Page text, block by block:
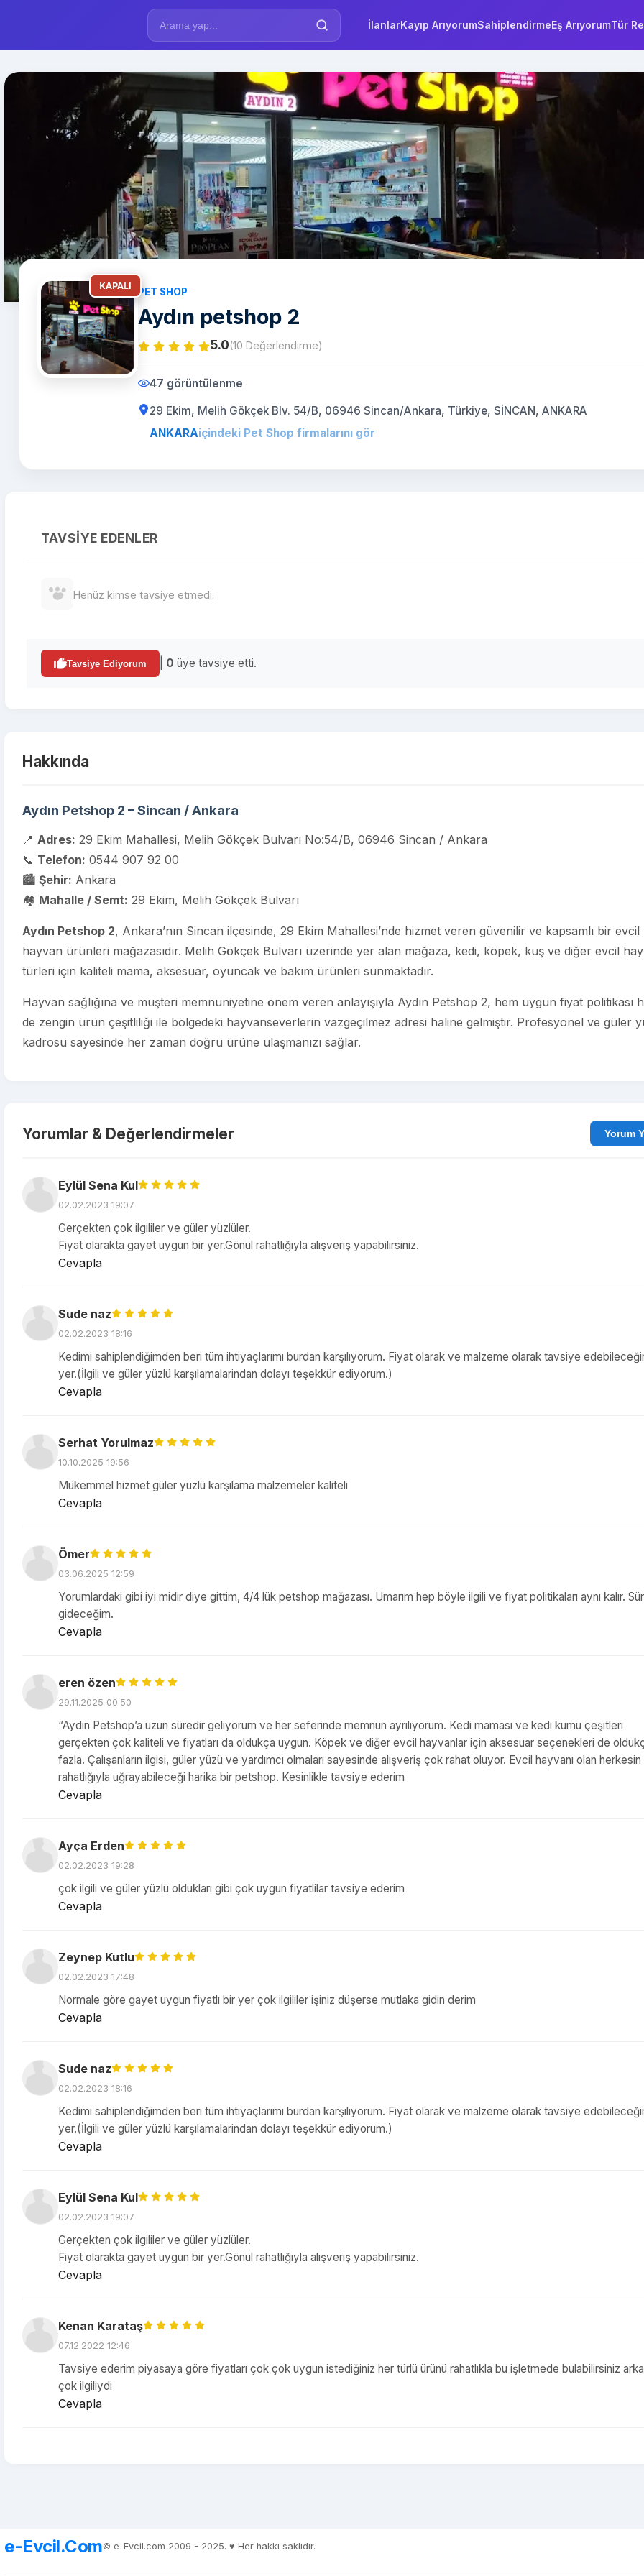
İlanlarKayıp ArıyorumSahiplendirmeEş ArıyorumTür
KAPALI
PET SHOP
Aydın petshop 2
5.0(10 Değerlendirme)
47 görüntülenme
29 Ekim, Melih Gökçek Blv. 54/B, 06946 Sincan/Ankara, Türkiye, SİNCAN, ANKARA
ANKARAiçindeki Pet Shop firmalarını gör
TAVSIYE EDENLER
Henüz kimse tavsiye etmedi.
Tavsiye Ediyorum 0 üye tavsiye etti.
Hakkında
Aydın Petshop 2 – Sincan / Ankara
📍 Adres: 29 Ekim Mahallesi, Melih Gökçek Bulvarı No:54/B, 06946 Sincan / Ankara
📞 Telefon: 0544 907 92 00
🏙️ Şehir: Ankara
🏘️ Mahalle / Semt: 29 Ekim, Melih Gökçek Bulvarı
Aydın Petshop 2, Ankara’nın Sincan ilçesinde, 29 Ekim Mahallesi’nde hizmet veren güvenilir ve kapsamlı bir evcil
hayvan ürünleri mağazasıdır. Melih Gökçek Bulvarı üzerinde yer alan mağaza, kedi, köpek, kuş ve diğer evcil
türleri için kaliteli mama, aksesuar, oyuncak ve bakım ürünleri sunmaktadır.
Hayvan sağlığına ve müşteri memnuniyetine önem veren anlayışıyla Aydın Petshop 2, hem uygun fiyat politikası
de zengin ürün çeşitliliği ile bölgedeki hayvanseverlerin vazgeçilmez adresi haline gelmiştir. Profesyonel ve güler
kadrosu sayesinde her zaman doğru ürüne ulaşmanızı sağlar.
Yorumlar & Değerlendirmeler
Eylül Sena Kul
02.02.2023 19:07
Gerçekten çok ilgililer ve güler yüzlüler.
Fiyat olarakta gayet uygun bir yer.Gönül rahatlığıyla alışveriş yapabilirsiniz.
Cevapla
Sude naz
02.02.2023 18:16
Kedimi sahiplendiğimden beri tüm ihtiyaçlarımı burdan karşılıyorum. Fiyat olarak ve malzeme olarak tavsiye
yer.(İlgili ve güler yüzlü karşılamalarindan dolayı teşekkür ediyorum.)
Cevapla
Serhat Yorulmaz
10.10.2025 19:56
Mükemmel hizmet güler yüzlü karşılama malzemeler kaliteli
Cevapla
Ömer
03.06.2025 12:59
Yorumlardaki gibi iyi midir diye gittim, 4/4 lük petshop mağazası. Umarım hep böyle ilgili ve fiyat politikaları aynı kalır.
gideceğim.
Cevapla
eren özen
29.11.2025 00:50
“Aydın Petshop’a uzun süredir geliyorum ve her seferinde memnun ayrılıyorum. Kedi maması ve kedi kumu çeşitleri
gerçekten çok kaliteli ve fiyatları da oldukça uygun. Köpek ve diğer evcil hayvanlar için aksesuar seçenekleri de
fazla. Çalışanların ilgisi, güler yüzü ve yardımcı olmaları sayesinde alışveriş çok rahat oluyor. Evcil hayvanı olan
rahatlığıyla uğrayabileceği harika bir petshop. Kesinlikle tavsiye ederim
Cevapla
Ayça Erden
02.02.2023 19:28
çok ilgili ve güler yüzlü oldukları gibi çok uygun fiyatlilar tavsiye ederim
Cevapla
Zeynep Kutlu
02.02.2023 17:48
Normale göre gayet uygun fiyatlı bir yer çok ilgililer işiniz düşerse mutlaka gidin derim
Cevapla
Sude naz
02.02.2023 18:16
Kedimi sahiplendiğimden beri tüm ihtiyaçlarımı burdan karşılıyorum. Fiyat olarak ve malzeme olarak tavsiye
yer.(İlgili ve güler yüzlü karşılamalarindan dolayı teşekkür ediyorum.)
Cevapla
Eylül Sena Kul
02.02.2023 19:07
Gerçekten çok ilgililer ve güler yüzlüler.
Fiyat olarakta gayet uygun bir yer.Gönül rahatlığıyla alışveriş yapabilirsiniz.
Cevapla
Kenan Karataş
07.12.2022 12:46
Tavsiye ederim piyasaya göre fiyatları çok çok uygun istediğiniz her türlü ürünü rahatlıkla bu işletmede bulabilirsiniz
çok ilgiliydi
Cevapla
e-Evcil.Com© e-Evcil.com 2009 - 2025. ♥️ Her hakkı saklıdır.